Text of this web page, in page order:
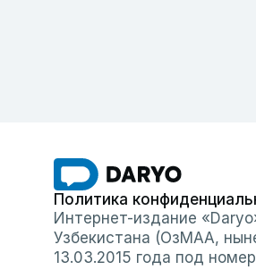
Политика
Интернет-издание
Узбекистана (ОзМАА,
13.03.2015 года под